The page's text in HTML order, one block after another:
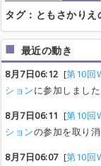
タグ：ともさかり
最近の動き
8月7日06:12 [第10回
ションに参加しました
8月7日06:11 [第10回
ションの参加を取り消
8月7日06:07[第10回